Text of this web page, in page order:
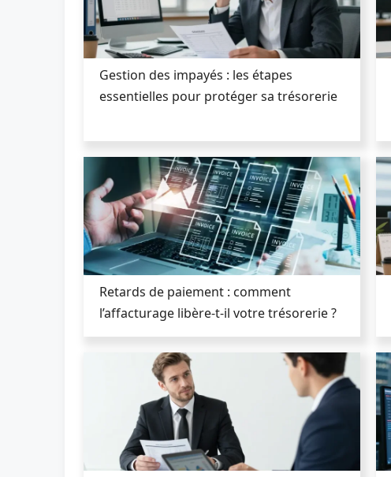
Gestion des impayés : les étapes
essentielles pour protéger sa trésorerie
Retards de paiement : comment
l’affacturage libère-t-il votre trésorerie ?